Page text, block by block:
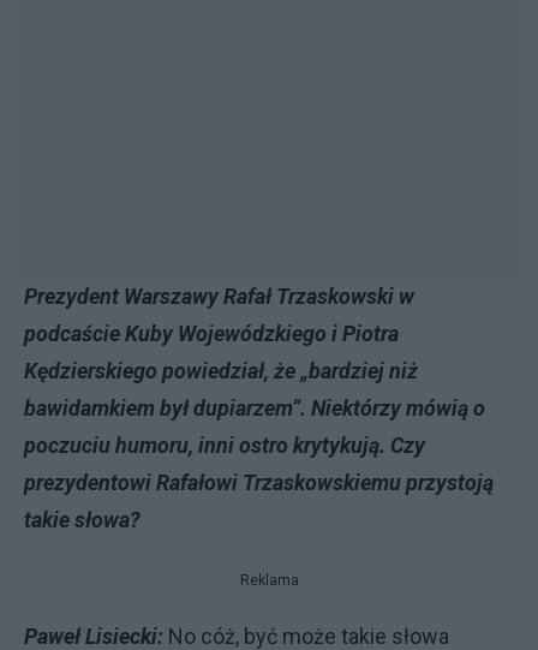
Prezydent Warszawy Rafał Trzaskowski w
podcaście Kuby Wojewódzkiego i Piotra
Kędzierskiego powiedział, że „bardziej niż
bawidamkiem był dupiarzem”. Niektórzy mówią o
poczuciu humoru, inni ostro krytykują. Czy
prezydentowi Rafałowi Trzaskowskiemu przystoją
takie słowa?
Reklama
Paweł Lisiecki: No cóż, być może takie słowa